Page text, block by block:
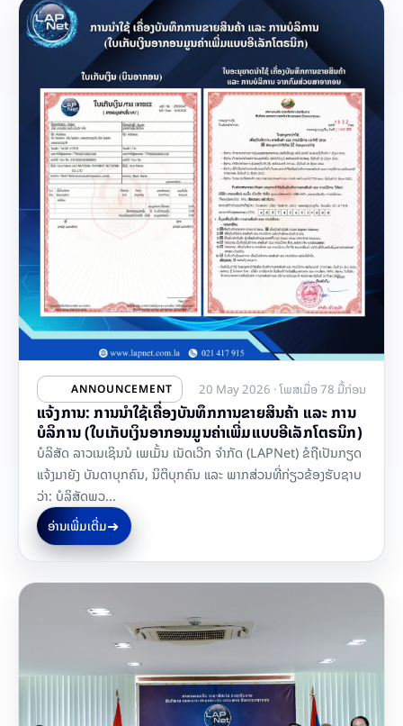
ANNOUNCEMENT 20 May 2026 · ໂພສເມື່ອ 78 ມື້ກ່ອນ
ແຈ້ງການ: ການນຳໃຊ້ເຄື່ອງບັນທຶກການຂາຍສິນຄ້າ ແລະ ການ
ບໍລິການ (ໃບເກັບເງິນອາກອນມູນຄ່າເພີ່ມແບບອີເລັກໂຕຣນິກ)
ບໍລິສັດ ລາວເນເຊິນນໍ ເພເມັ້ນ ເນັດເວີກ ຈໍາກັດ (LAPNet) ຂໍຖືເປັນກຽດ
ແຈ້ງມາຍັງ ບັນດາບຸກຄົນ, ນິຕິບຸກຄົນ ແລະ ພາກສ່ວນທີ່ກ່ຽວຂ້ອງຮັບຊາບ
ວ່າ: ບໍລິສັດພວ...
ອ່ານເພີ່ມເຕີ່ມ➜